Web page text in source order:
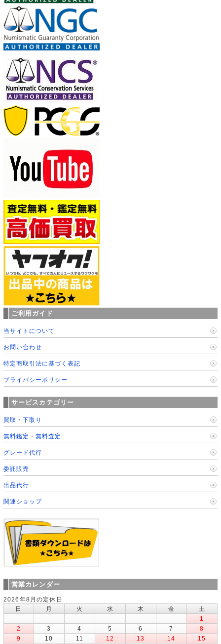
ご利用ガイド
当サイトについて
お問い合わせ
特定商取引法に基づく表記
プライバシーポリシー
サービスカテゴリー
買取・下取り
無料鑑定・無料査定
グレード代行
委託販売
出品代行
関連ショップ
営業カレンダー
2026年8月の定休日
日
月 火 水 木 金
土
1
2
3 4 5 6 7
8
9
10 11 12 13 14
15